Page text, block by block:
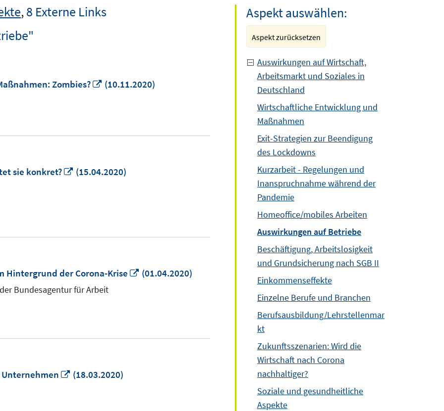
,8 Externe Links
Zombies?
In
(10.11.2020)
sie konkret?
In
(15.04.2020)
Hintergrund der Corona-Krise
In
(01.04.2020)
Bundesagentur für Arbeit
In
(18.03.2020)
Aspekt auswählen:
Aspekt zurücksetzen
Auswirkungen auf Wirtschaft,
Arbeitsmarkt und Soziales in
Deutschland
Wirtschaftliche Entwicklung und
Maßnahmen
Exit-Strategien zur Beendigung
des Lockdowns
Kurzarbeit - Regelungen und
Inanspruchnahme während der
Pandemie
Homeoffice/mobiles Arbeiten
Auswirkungen auf Betriebe
Beschäftigung, Arbeitslosigkeit
und Grundsicherung nach SGB II
Einkommenseffekte
Einzelne Berufe und Branchen
Berufsausbildung/Lehrstellenmar
kt
Zukunftsszenarien: Wird die
Wirtschaft nach Corona
nachhaltiger?
Soziale und gesundheitliche
Aspekte